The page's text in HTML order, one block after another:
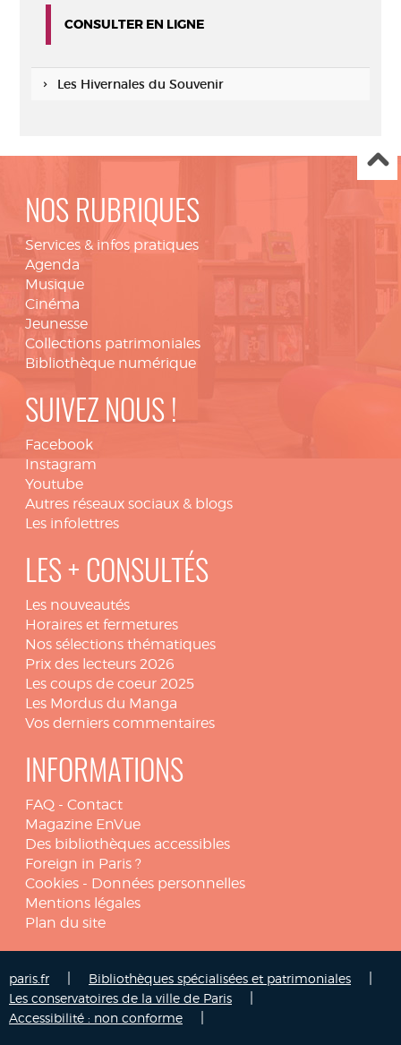
CONSULTER EN LIGNE
Les Hivernales du Souvenir
NOS RUBRIQUES
Services & infos pratiques
Agenda
Musique
Cinéma
Jeunesse
Collections patrimoniales
Bibliothèque numérique
SUIVEZ NOUS !
Facebook
Instagram
Youtube
Autres réseaux sociaux & blogs
Les infolettres
LES + CONSULTÉS
Les nouveautés
Horaires et fermetures
Nos sélections thématiques
Prix des lecteurs 2026
Les coups de coeur 2025
Les Mordus du Manga
Vos derniers commentaires
INFORMATIONS
FAQ - Contact
Magazine EnVue
Des bibliothèques accessibles
Foreign in Paris ?
Cookies - Données personnelles
Mentions légales
Plan du site
paris.fr Bibliothèques spécialisées et patrimoniales
Les conservatoires de la ville de Paris
Accessibilité : non conforme